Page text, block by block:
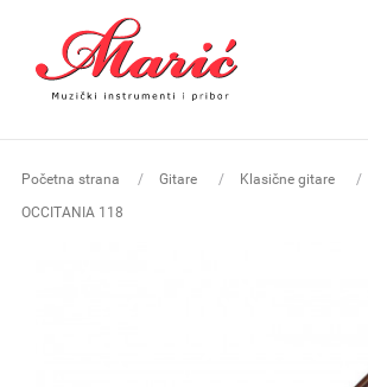
Početna strana Gitare Klasične gitare
OCCITANIA 118